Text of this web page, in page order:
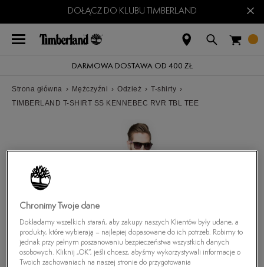
DOŁĄCZ DO KLUBU TIMBERLAND ×
DARMOWA DOSTAWA OD 400 ZŁ
Strona główna › Mężczyźni › Odzież › T-shirty ›
TIMBERLAND T-SHIRT SS KENNEBEC RVR TBL TEE
Chronimy Twoje dane
Dokładamy wszelkich starań, aby zakupy naszych Klientów były udane, a
produkty, które wybierają – najlepiej dopasowane do ich potrzeb. Robimy to
jednak przy pełnym poszanowaniu bezpieczeństwa wszystkich danych
osobowych. Kliknij „OK”, jeśli chcesz, abyśmy wykorzystywali informacje o
Twoich zachowaniach na naszej stronie do przygotowania